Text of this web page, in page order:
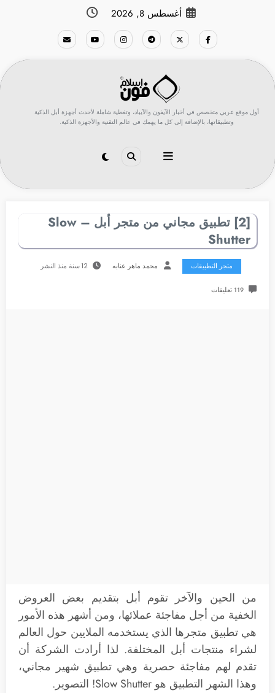
أغسطس 8, 2026
أول موقع عربي متخصص في أخبار الآيفون والآيباد، وتغطية شاملة لأحدث أجهزة أبل الذكية
وتطبيقاتها، بالإضافة إلى كل ما يهمك في عالم التقنية والأجهزة الذكية.
[2] تطبيق مجاني من متجر أبل – Slow
Shutter
متجر التطبيقات محمد ماهر عنابه 12 سنة منذ النشر
119 تعليقات
من الحين والآخر تقوم أبل بتقديم بعض العروض
الخفية من أجل مفاجئة عملائها، ومن أشهر هذه الأمور
هي تطبيق متجرها الذي يستخدمه الملايين حول العالم
لشراء منتجات أبل المختلفة. لذا أرادت الشركة أن
تقدم لهم مفاجئة حصرية وهي تطبيق شهير مجاني،
وهذا الشهر التطبيق هو Slow Shutter! التصوير.